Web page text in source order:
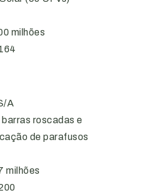
milhões
A
roscadas e
de parafusos
milhões